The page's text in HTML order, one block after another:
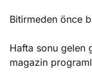
Bitirmeden önce
Hafta sonu gelen
magazin